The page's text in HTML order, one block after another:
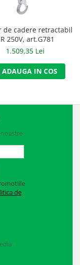
de cadere retractabil
250V, art.G781
1.509,35 Lei
ADAUGA IN COS
de